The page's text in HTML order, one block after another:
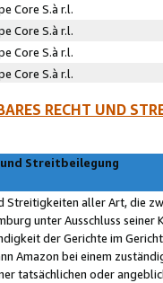
Core S.à r.l.
Core S.à r.l.
Core S.à r.l.
Core S.à r.l.
RECHT UND
Streitbeilegung
Streitigkeiten aller Art, die
unter Ausschluss
der Gerichte im
Amazon bei einem
tatsächlichen oder